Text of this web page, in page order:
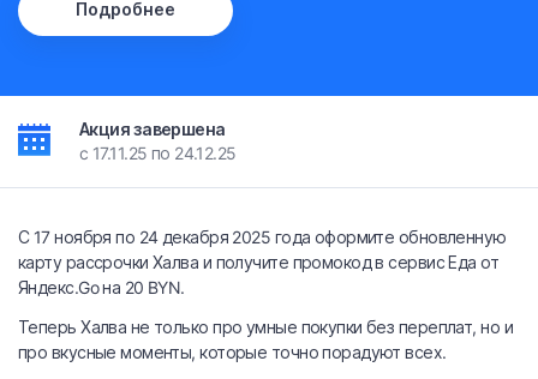
Подробнее
Акция завершена
c 17.11.25 по 24.12.25
С 17 ноября по 24 декабря 2025 года оформите обновленную
карту рассрочки Халва и получите промокод в сервис Еда от
Яндекс.Go на 20 BYN.
Теперь Халва не только про умные покупки без переплат, но и
про вкусные моменты, которые точно порадуют всех.